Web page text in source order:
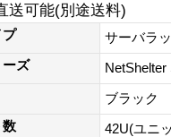
送可能(別途送料)
プ
サーバラ
ーズ
NetShelter
ブラック
数
42U(ユニ